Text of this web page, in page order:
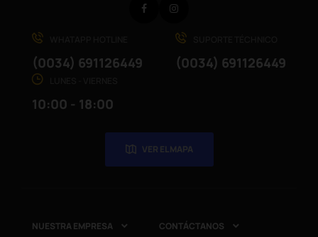
(0034) 691126449 (0034) 691126449
10:00 - 18:00
VER EL MAPA
Facebook
NUESTRA EMPRESA  CONTÁCTANOS 